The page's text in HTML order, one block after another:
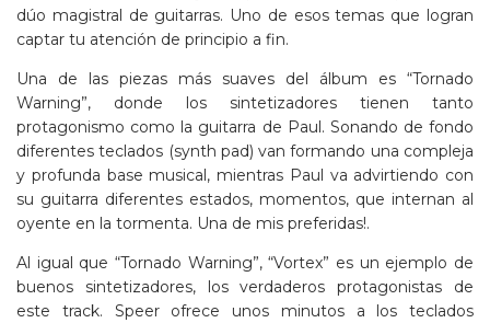
dúo magistral de guitarras. Uno de esos temas que logran
captar tu atención de principio a fin.
Una de las piezas más suaves del álbum es “Tornado
Warning”, donde los sintetizadores tienen tanto
protagonismo como la guitarra de Paul. Sonando de fondo
diferentes teclados (synth pad) van formando una compleja
y profunda base musical, mientras Paul va advirtiendo con
su guitarra diferentes estados, momentos, que internan al
oyente en la tormenta. Una de mis preferidas!.
Al igual que “Tornado Warning”, “Vortex” es un ejemplo de
buenos sintetizadores, los verdaderos protagonistas de
este track. Speer ofrece unos minutos a los teclados